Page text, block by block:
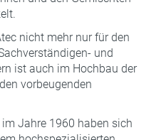
nicht mehr nur für den
und
ist auch im Hochbau der
vorbeugenden
im Jahre 1960 haben sich